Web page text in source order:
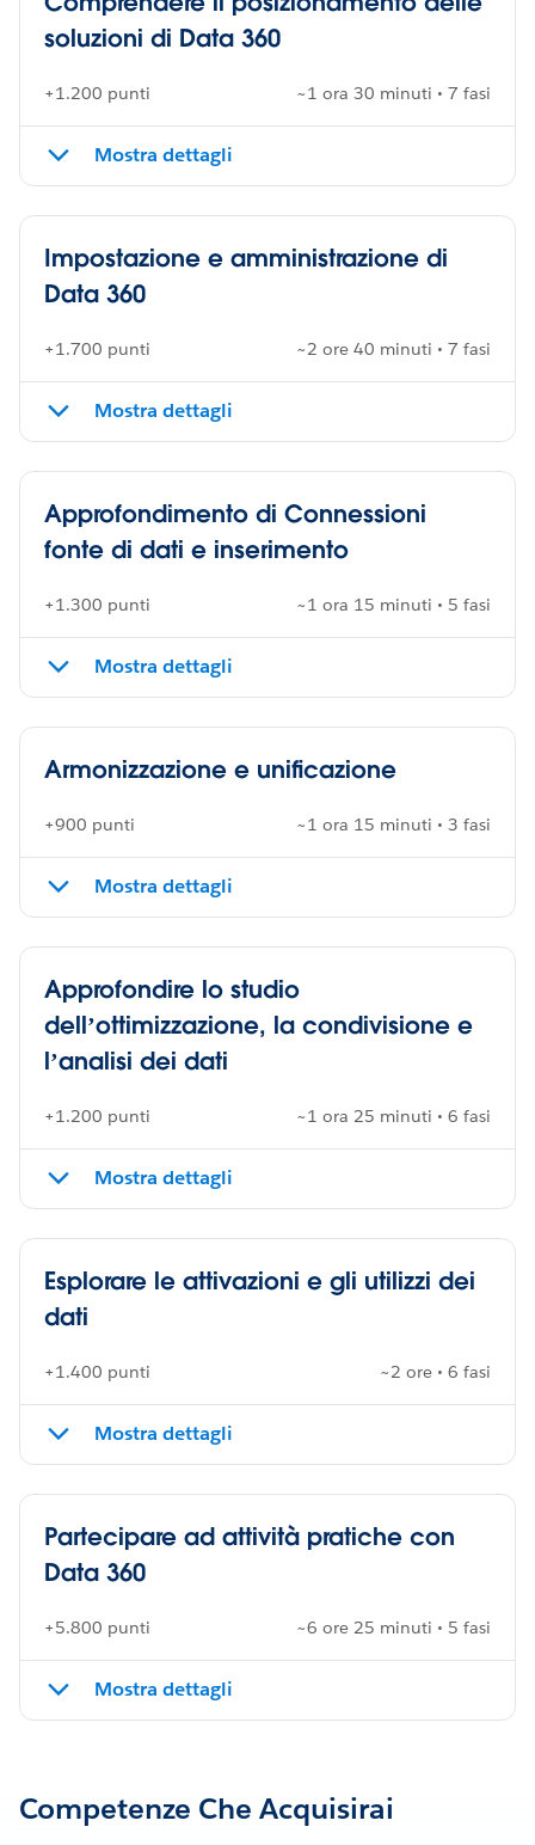
soluzioni di Data 360
+1.200 punti ~1 ora 30 minuti • 7 fasi
Mostra dettagli
Impostazione e amministrazione di
Data 360
+1.700 punti ~2 ore 40 minuti • 7 fasi
Mostra dettagli
Approfondimento di Connessioni
fonte di dati e inserimento
+1.300 punti ~1 ora 15 minuti • 5 fasi
Mostra dettagli
Armonizzazione e unificazione
+900 punti ~1 ora 15 minuti • 3 fasi
Mostra dettagli
Approfondire lo studio
dell’ottimizzazione, la condivisione e
l’analisi dei dati
+1.200 punti ~1 ora 25 minuti • 6 fasi
Mostra dettagli
Esplorare le attivazioni e gli utilizzi dei
dati
+1.400 punti ~2 ore • 6 fasi
Mostra dettagli
Partecipare ad attività pratiche con
Data 360
+5.800 punti ~6 ore 25 minuti • 5 fasi
Mostra dettagli
Competenze Che Acquisirai